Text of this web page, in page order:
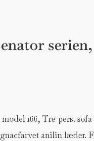
166, Tre-pers.
anilin læder.